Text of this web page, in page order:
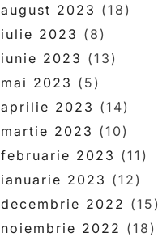
august 2023 (18)
iulie 2023 (8)
iunie 2023 (13)
mai 2023 (5)
aprilie 2023 (14)
martie 2023 (10)
februarie 2023 (11)
ianuarie 2023 (12)
decembrie 2022 (15)
noiembrie 2022 (18)